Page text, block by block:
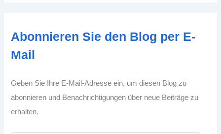
Abonnieren Sie den Blog per E-
Mail
Geben Sie Ihre E-Mail-Adresse ein, um diesen Blog zu
abonnieren und Benachrichtigungen über neue Beiträge zu
erhalten.